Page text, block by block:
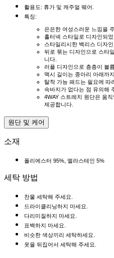
활용도: 휴가 및 캐주얼 웨어.
특징:
은은한 여성스러운 느낌을
홀터넥 스타일로 디자인되었
스타일리시한 백리스 디자
뒤로 묶는 디자인으로 스타
니다.
러플 디자인으로 층층이 볼
맥시 길이는 종아리 아래까
탈착 가능 패드는 필요에 따
속바지가 없다는 점 유의해
4WAY 스트레치 원단은 움
제공합니다.
원단 및 케어
소재
폴리에스터 95%, 엘라스테인 5%
세탁 방법
찬물 세탁해 주세요.
드라이클리닝하지 마세요.
다리미질하지 마세요.
표백하지 마세요.
비슷한 색상끼리 세탁하세요.
옷을 뒤집어서 세탁해 주세요.